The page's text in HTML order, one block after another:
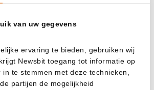
van uw gegevens
ervaring te bieden, gebruiken wij
Newsbit toegang tot informatie op
te stemmen met deze technieken,
partijen de mogelijkheid
& Research Company. Según la
tanto particulares como